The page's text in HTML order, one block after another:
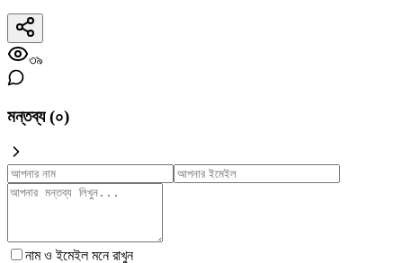
৩৯
মন্তব্য (০)
নাম ও ইমেইল মনে রাখুন